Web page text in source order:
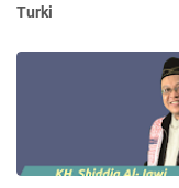
Turki